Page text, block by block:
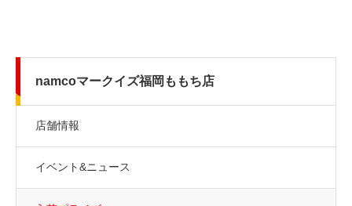
namcoマークイズ福岡ももち店
店舗情報
イベント&ニュース